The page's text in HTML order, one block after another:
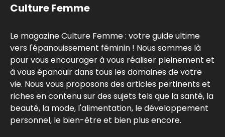
Culture Femme
Le magazine Culture Femme : votre guide ultime
vers l'épanouissement féminin ! Nous sommes là
pour vous encourager à vous réaliser pleinement et
à vous épanouir dans tous les domaines de votre
vie. Nous vous proposons des articles pertinents et
riches en contenu sur des sujets tels que la santé, la
beauté, la mode, l'alimentation, le développement
personnel, le bien-être et bien plus encore.